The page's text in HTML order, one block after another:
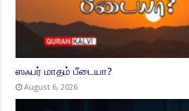
ஸஃபர் மாதம் பீடையா?
August 6, 2026